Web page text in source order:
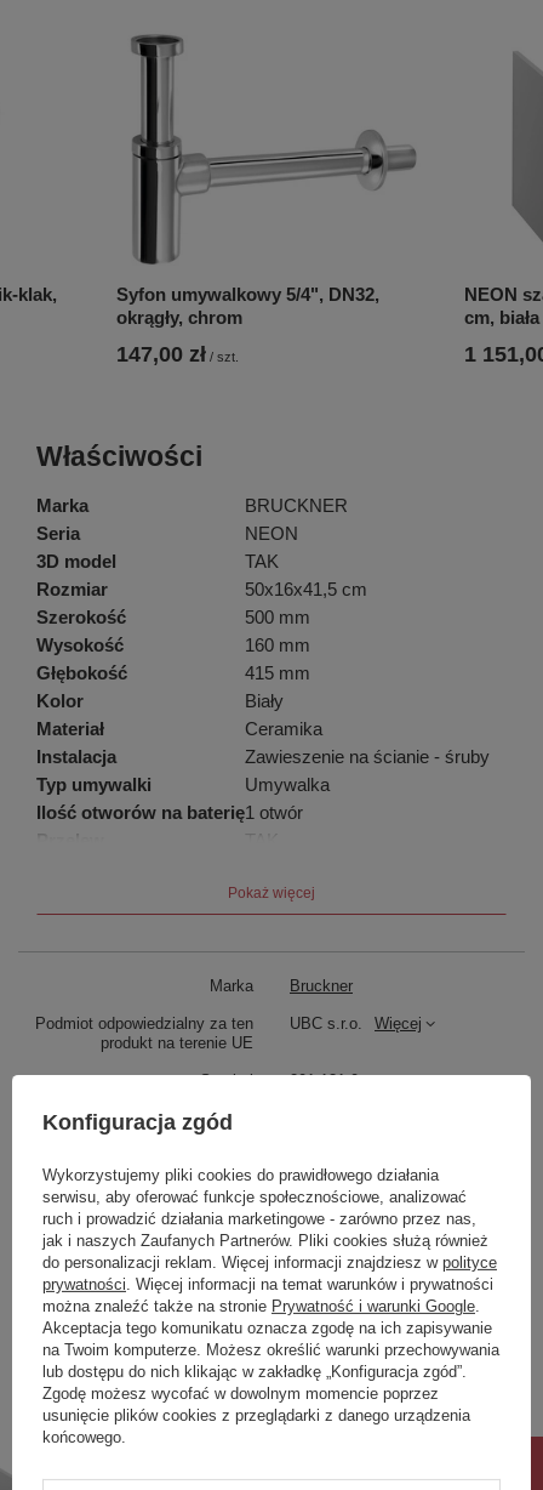
klak,
Syfon umywalkowy 5/4", DN32,
okrągły, chrom
147,00 zł / szt.
NEON
cm, biała
1
Właściwości
Marka
BRUCKNER
Seria
NEON
3D model
TAK
Rozmiar
50x16x41,5 cm
Szerokość
500 mm
Wysokość
160 mm
Głębokość
415 mm
Kolor
Biały
Materiał
Ceramika
Instalacja
Zawieszenie na ścianie - śruby
Typ umywalki
Umywalka
Ilość otworów na baterię1 otwór
Przelew
TAK
12.4000 kg
EAN
8590913925870
69109000
Pokaż więcej
Marka Bruckner
Podmiot odpowiedzialny za ten
produkt na terenie UE
UBC s.r.o. Więcej
Symbol 201.131.0
Seria
oczekiwania na dostawę z
produkcji (dni):
Gwarancja w miesiącach 24
kolor biały
Zobacz również
Poprzedni z tej kategorii Następny z tej kategorii
Konfiguracja zgód
Wykorzystujemy pliki cookies do prawidłowego działania
serwisu, aby oferować funkcje społecznościowe, analizować
ruch i prowadzić działania marketingowe - zarówno przez nas,
jak i naszych Zaufanych Partnerów. Pliki cookies służą również
do personalizacji reklam. Więcej informacji znajdziesz w polityce
prywatności . Więcej informacji na temat warunków i prywatności
można znaleźć także na stronie Prywatność i warunki Google
Akceptacja tego komunikatu oznacza zgodę na ich zapisywanie
na Twoim komputerze. Możesz określić warunki przechowywania
lub dostępu do nich klikając w zakładkę „Konfiguracja zgód”.
Zgodę możesz wycofać w dowolnym momencie poprzez
usunięcie plików cookies z przeglądarki z danego urządzenia
końcowego.